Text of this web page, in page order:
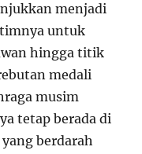
menjadi
untuk
hingga titik
medali
musim
tetap berada di
berdarah